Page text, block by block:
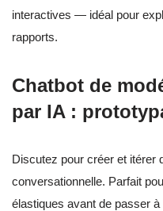
interactives — idéal pour
rapports.
Chatbot de
par IA :
Discutez pour créer et itérer
conversationnelle. Parfait
élastiques avant de passer à